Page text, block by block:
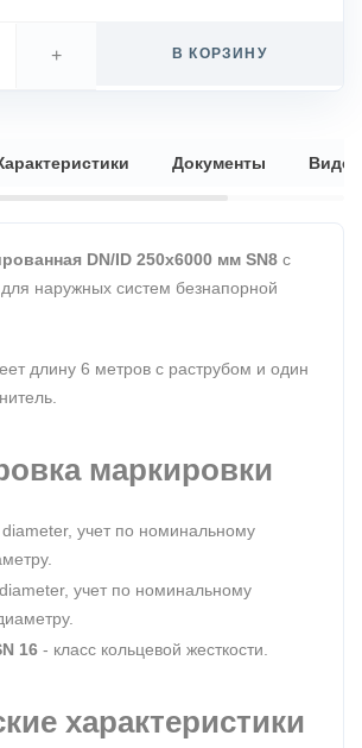
+ В КОРЗИНУ
Документы Видео
DN/ID 250х6000 мм SN8 с
наружных систем безнапорной
длину 6 метров с раструбом и один
маркировки
учет по номинальному
учет по номинальному
16 - класс кольцевой жесткости.
характеристики